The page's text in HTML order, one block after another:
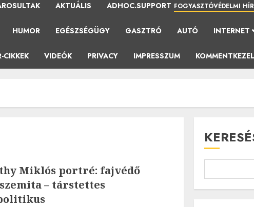
AKTUÁLIS ADHOC.SUPPORT FOGYASZTÓVÉDELMI
HUMOR EGÉSZSÉGÜGY GASZTRÓ AUTÓ INTERNET
CIKKEK VIDEÓK PRIVACY IMPRESSZUM
Miklós portré: fajvédő
– társtettes